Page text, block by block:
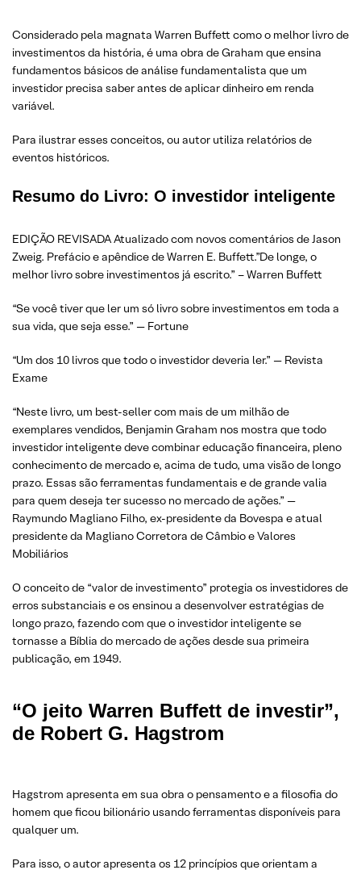
Considerado pela magnata Warren Buffett como o melhor livro de
investimentos da história, é uma obra de Graham que ensina
fundamentos básicos de análise fundamentalista que um
investidor precisa saber antes de aplicar dinheiro em renda
variável.
Para ilustrar esses conceitos, ou autor utiliza relatórios de
eventos históricos.
Resumo do Livro: O investidor inteligente
EDIÇÃO REVISADA Atualizado com novos comentários de Jason
Zweig. Prefácio e apêndice de Warren E. Buffett.”De longe, o
melhor livro sobre investimentos já escrito.” – Warren Buffett
“Se você tiver que ler um só livro sobre investimentos em toda a
sua vida, que seja esse.” — Fortune
“Um dos 10 livros que todo o investidor deveria ler.” — Revista
Exame
“Neste livro, um best-seller com mais de um milhão de
exemplares vendidos, Benjamin Graham nos mostra que todo
investidor inteligente deve combinar educação financeira, pleno
conhecimento de mercado e, acima de tudo, uma visão de longo
prazo. Essas são ferramentas fundamentais e de grande valia
para quem deseja ter sucesso no mercado de ações.” —
Raymundo Magliano Filho, ex-presidente da Bovespa e atual
presidente da Magliano Corretora de Câmbio e Valores
Mobiliários
O conceito de “valor de investimento” protegia os investidores de
erros substanciais e os ensinou a desenvolver estratégias de
longo prazo, fazendo com que o investidor inteligente se
tornasse a Bíblia do mercado de ações desde sua primeira
publicação, em 1949.
“O jeito Warren Buffett de investir”,
de Robert G. Hagstrom
Hagstrom apresenta em sua obra o pensamento e a filosofia do
homem que ficou bilionário usando ferramentas disponíveis para
qualquer um.
Para isso, o autor apresenta os 12 princípios que orientam a